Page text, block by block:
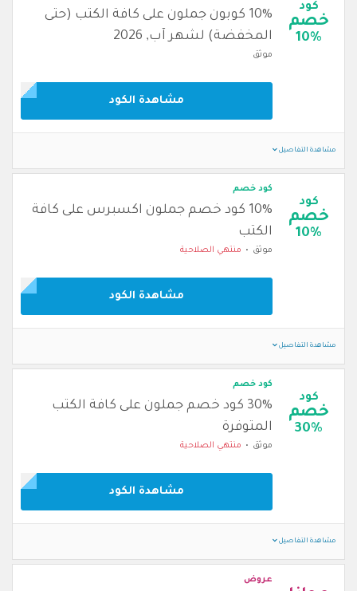
كود
خصم
10%
10% كوبون جملون على كافة الكتب (حتى
المخفضة) لشهر آب, 2026
موثق
مشاهدة الكود
مشاهدة التفاصيل
كود
خصم
10%
كود خصم
10% كود خصم جملون اكسبرس على كافة
الكتب
موثق منتهي الصلاحية
مشاهدة الكود
مشاهدة التفاصيل
كود
خصم
30%
كود خصم
30% كود خصم جملون على كافة الكتب
المتوفرة
موثق منتهي الصلاحية
مشاهدة الكود
مشاهدة التفاصيل
عروض